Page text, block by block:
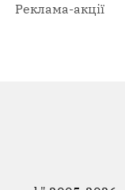
Реклама-акції